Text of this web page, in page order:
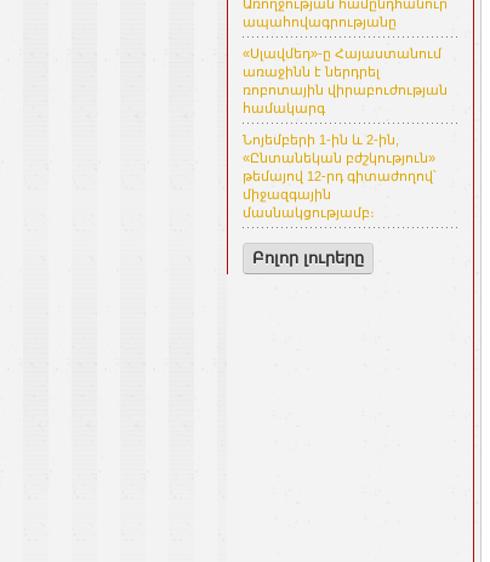
Առողջության համընդհանուր
ապահովագրությանը
«Սլավմեդ»-ը Հայաստանում
առաջինն է ներդրել
ռոբոտային վիրաբուժության
համակարգ
Նոյեմբերի 1-ին և 2-ին,
«Ընտանեկան բժշկություն»
թեմայով 12-րդ գիտաժողով՝
միջազգային
մասնակցությամբ։
Բոլոր լուրերը